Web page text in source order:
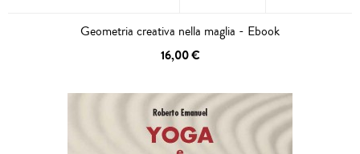
Geometria creativa nella maglia - Ebook
16,00 €